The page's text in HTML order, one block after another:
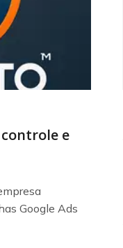
controle e
Google Ads